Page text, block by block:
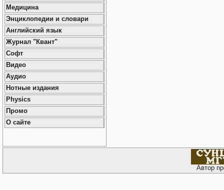
Медицина
Энциклопедии и словари
Английский язык
Журнал "Квант"
Софт
Видео
Аудио
Нотные издания
Physics
Промо
О сайте
Автор